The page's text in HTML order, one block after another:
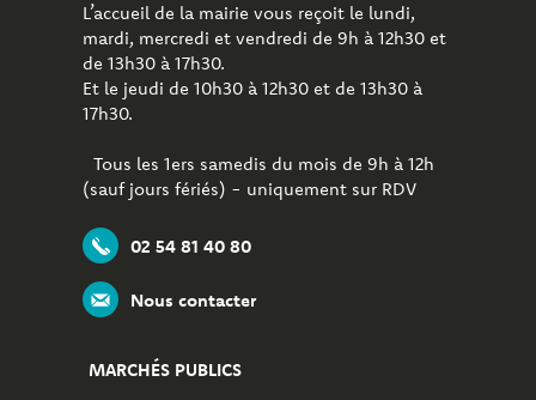
L’accueil de la mairie vous reçoit le lundi,
mardi, mercredi et vendredi de 9h à 12h30 et
de 13h30 à 17h30.
Et le jeudi de 10h30 à 12h30 et de 13h30 à
17h30.
Tous les 1ers samedis du mois de 9h à 12h
(sauf jours fériés) - uniquement sur RDV
02 54 81 40 80
Nous contacter
MARCHÉS PUBLICS